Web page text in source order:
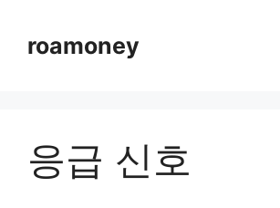
roamoney
응급 신호